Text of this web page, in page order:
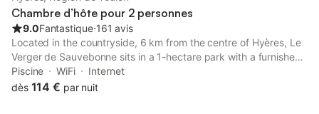
Chambre d’hôte pour 2 personnes
9.0Fantastique⋅161 avis
Located in the countryside, 6 km from the centre of Hyères, Le
Verger de Sauvebonne sits in a 1-hectare park with a furnished
terrace and an outdoor sea-water pool. Free Wi-Fi is provided in
the air-conditioned rooms.
Piscine WiFi
Internet
dès 114 € par nuit